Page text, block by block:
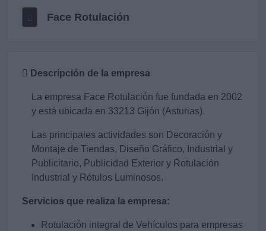
Face Rotulación
Descripción de la empresa
La empresa Face Rotulación fue fundada en 2002
y está ubicada en 33213 Gijón (Asturias).
Las principales actividades son Decoración y
Montaje de Tiendas, Diseño Gráfico, Industrial y
Publicitario, Publicidad Exterior y Rotulación
Industrial y Rótulos Luminosos.
Servicios que realiza la empresa:
Rotulación integral de Vehículos para empresas